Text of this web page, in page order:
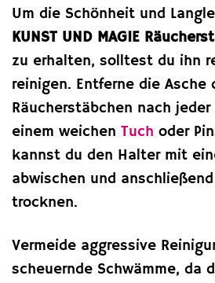
Um die Schönheit und
KUNST UND MAGIE
zu erhalten, solltest du ihn
reinigen. Entferne die Asche
Räucherstäbchen nach
einem weichen Tuch oder
kannst du den Halter mit
abwischen und
trocknen.
Vermeide aggressive
scheuernde Schwämme, da